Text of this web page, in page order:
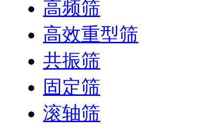
高频筛
高效重型筛
共振筛
固定筛
滚轴筛